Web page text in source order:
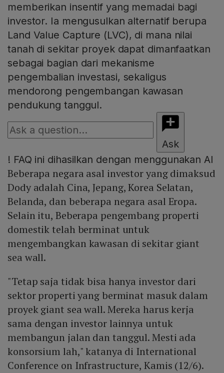
memberikan insentif yang memadai bagi
investor. Ia mengusulkan alternatif berupa
Land Value Capture (LVC), di mana nilai
tanah di sekitar proyek dapat dimanfaatkan
sebagai bagian dari mekanisme
pengembalian investasi, sekaligus
mendorong pengembangan kawasan
pendukung tanggul.
Ask
! FAQ ini dihasilkan dengan menggunakan AI
Beberapa negara asal investor yang dimaksud
Dody adalah Cina, Jepang, Korea Selatan,
Belanda, dan beberapa negara asal Eropa.
Selain itu, Beberapa pengembang properti
domestik telah berminat untuk
mengembangkan kawasan di sekitar giant
sea wall.
"Tetap saja tidak bisa hanya investor dari
sektor properti yang berminat masuk dalam
proyek giant sea wall. Mereka harus kerja
sama dengan investor lainnya untuk
membangun jalan dan tanggul. Mesti ada
konsorsium lah," katanya di International
Conference on Infrastructure, Kamis (12/6).